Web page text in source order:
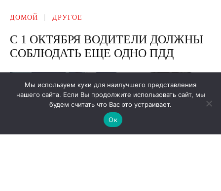
Мы используем куки для наилучшего представления
нашего сайта. Если Вы продолжите использовать сайт, мы
будем считать что Вас это устраивает.
Ок